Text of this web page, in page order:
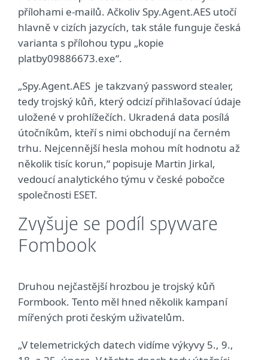
přílohami e-mailů. Ačkoliv Spy.Agent.AES utočí
hlavně v cizích jazycích, tak stále funguje česká
varianta s přílohou typu „kopie
platby09886673.exe“.
„Spy.Agent.AES je takzvaný password stealer,
tedy trojský kůň, který odcizí přihlašovací údaje
uložené v prohlížečích. Ukradená data posílá
útočníkům, kteří s nimi obchodují na černém
trhu. Nejcennější hesla mohou mít hodnotu až
několik tisíc korun,“ popisuje Martin Jirkal,
vedoucí analytického týmu v české pobočce
společnosti ESET.
Zvyšuje se podíl spyware
Fombook
Druhou nejčastější hrozbou je trojský kůň
Formbook. Tento měl hned několik kampaní
mířených proti českým uživatelům.
„V telemetrických datech vidíme výkyvy 5., 9.,